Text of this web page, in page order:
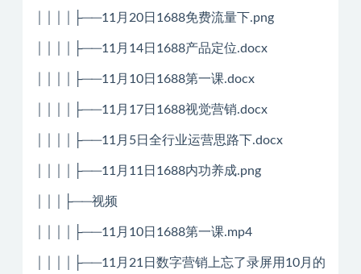
││││├──11月20日1688免费流量下.png
││││├──11月14日1688产品定位.docx
││││├──11月10日1688第一课.docx
││││├──11月17日1688视觉营销.docx
││││├──11月5日全行业运营思路下.docx
││││├──11月11日1688内功养成.png
│││├──视频
││││├──11月10日1688第一课.mp4
││││├──11月21日数字营销上忘了录屏用10月的